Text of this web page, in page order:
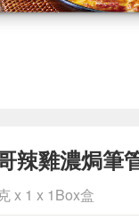
辣雞濃焗筆
x 1 x 1Box盒